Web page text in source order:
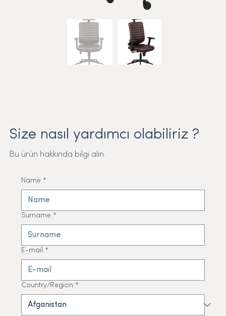
Size nasıl yardımcı olabiliriz ?
Bu ürün hakkında bilgi alın.
Name *
Surname *
E-mail *
Country/Region *